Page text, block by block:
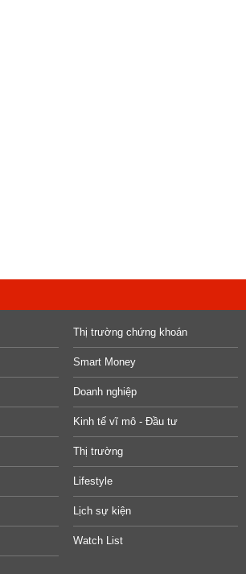
Thị trường chứng khoán
Smart Money
Doanh nghiệp
Kinh tế vĩ mô - Đầu tư
Thị trường
Lifestyle
Lịch sự kiện
Watch List